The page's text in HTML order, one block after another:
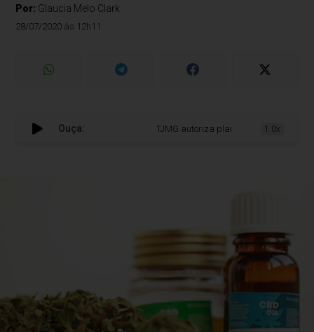
Por: Glaucia Melo Clark
28/07/2020 às 12h11
Ouça: TJMG autoriza plantio de maconha para
1.0x